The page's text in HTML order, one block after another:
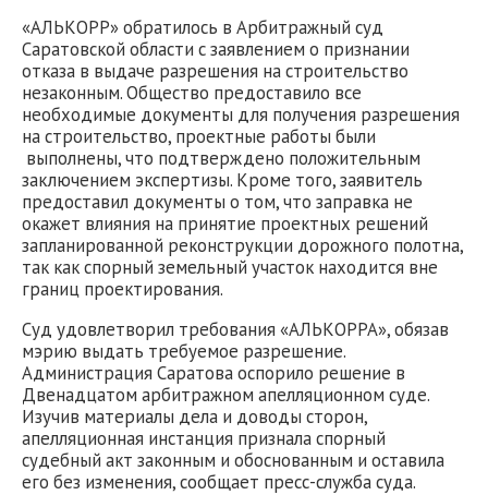
«АЛЬКОРР» обратилось в Арбитражный суд
Саратовской области с заявлением о признании
отказа в выдаче разрешения на строительство
незаконным. Общество предоставило все
необходимые документы для получения разрешения
на строительство, проектные работы были
выполнены, что подтверждено положительным
заключением экспертизы. Кроме того, заявитель
предоставил документы о том, что заправка не
окажет влияния на принятие проектных решений
запланированной реконструкции дорожного полотна,
так как спорный земельный участок находится вне
границ проектирования.
Суд удовлетворил требования «АЛЬКОРРА», обязав
мэрию выдать требуемое разрешение.
Администрация Саратова оспорило решение в
Двенадцатом арбитражном апелляционном суде.
Изучив материалы дела и доводы сторон,
апелляционная инстанция признала спорный
судебный акт законным и обоснованным и оставила
его без изменения, сообщает пресс-служба суда.